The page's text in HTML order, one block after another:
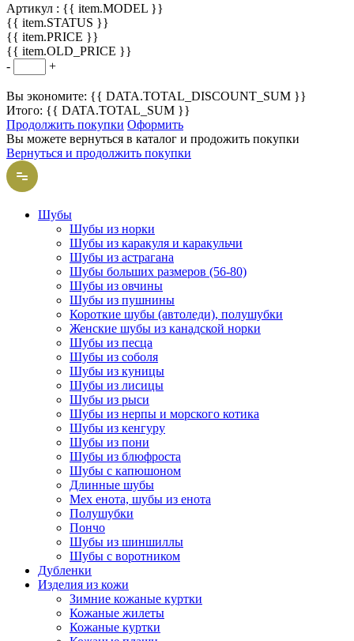
Артикул : {{ item.MODEL }}
{{ item.STATUS }}
{{ item.PRICE }}
{{ item.OLD_PRICE }}
-
+
Вы экономите: {{ DATA.TOTAL_DISCOUNT_SUM }}
Итого: {{ DATA.TOTAL_SUM }}
Продолжить покупки Оформить
Вы можете вернуться в каталог и продожить покупки
Вернуться и продолжить покупки
Шубы
Шубы из норки
Шубы из каракуля и каракульчи
Шубы из астрагана
Шубы больших размеров (56-80)
Шубы из овчины
Шубы из пушнины
Короткие шубы (автоледи), полушубки
Женские шубы из канадской норки
Шубы из песца
Шубы из соболя
Шубы из куницы
Шубы из лисицы
Шубы из рыси
Шубы из нерпы и морского котика
Шубы из кенгуру
Шубы из пони
Шубы из блюфроста
Шубы с капюшоном
Длинные шубы
Мех енота, шубы из енота
Полушубки
Пончо
Шубы из шиншиллы
Шубы с воротником
Дубленки
Изделия из кожи
Зимние кожаные куртки
Кожаные жилеты
Кожаные куртки